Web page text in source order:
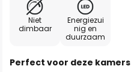
Niet
dimbaar
Energiezui
nig en
duurzaam
Perfect voor deze kamers